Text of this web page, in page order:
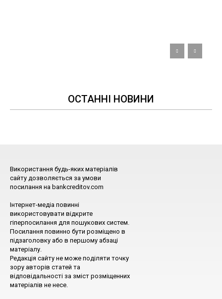
ОСТАННІ НОВИНИ
Використання будь-яких матеріалів
сайту дозволяється за умови
посилання на bankcreditov.com
Інтернет-медіа повинні
використовувати відкрите
гіперпосилання для пошукових систем.
Посилання повинно бути розміщено в
підзаголовку або в першому абзаці
матеріалу.
Редакція сайту не може поділяти точку
зору авторів статей та
відповідальності за зміст розміщенних
матеріалів не несе.